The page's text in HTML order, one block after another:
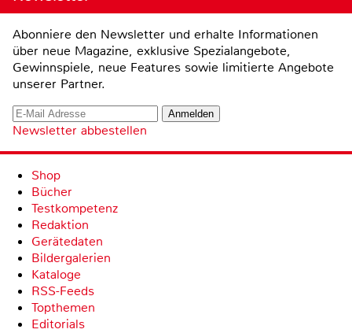
Abonniere den Newsletter und erhalte Informationen
über neue Magazine, exklusive Spezialangebote,
Gewinnspiele, neue Features sowie limitierte Angebote
unserer Partner.
Newsletter abbestellen
Shop
Bücher
Testkompetenz
Redaktion
Gerätedaten
Bildergalerien
Kataloge
RSS-Feeds
Topthemen
Editorials